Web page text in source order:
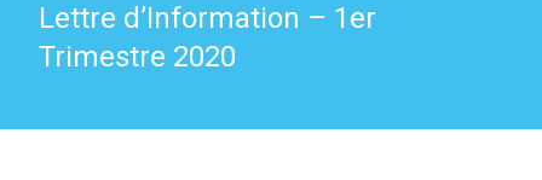
Lettre d’Information – 1er
Trimestre 2020